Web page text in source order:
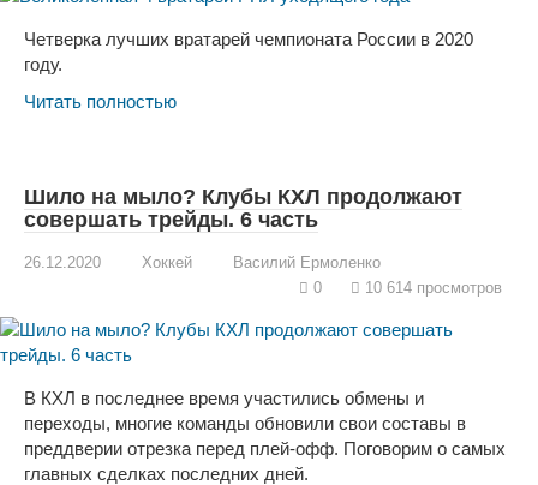
Четверка лучших вратарей чемпионата России в 2020
году.
Читать полностью
Шило на мыло? Клубы КХЛ продолжают
совершать трейды. 6 часть
26.12.2020 Хоккей
Василий Ермоленко
0
10 614 просмотров
В КХЛ в последнее время участились обмены и
переходы, многие команды обновили свои составы в
преддверии отрезка перед плей-офф. Поговорим о самых
главных сделках последних дней.